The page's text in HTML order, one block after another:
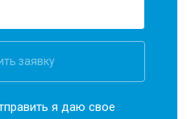
заявку
я даю свое